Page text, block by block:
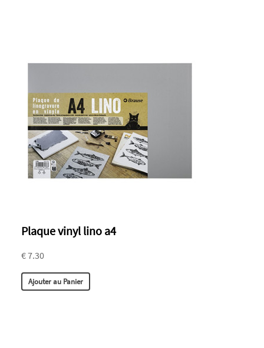
Plaque vinyl lino a4
€ 7.30
Ajouter au Panier